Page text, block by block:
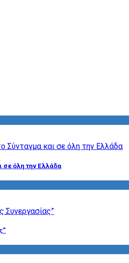
σε όλη την Ελλάδα